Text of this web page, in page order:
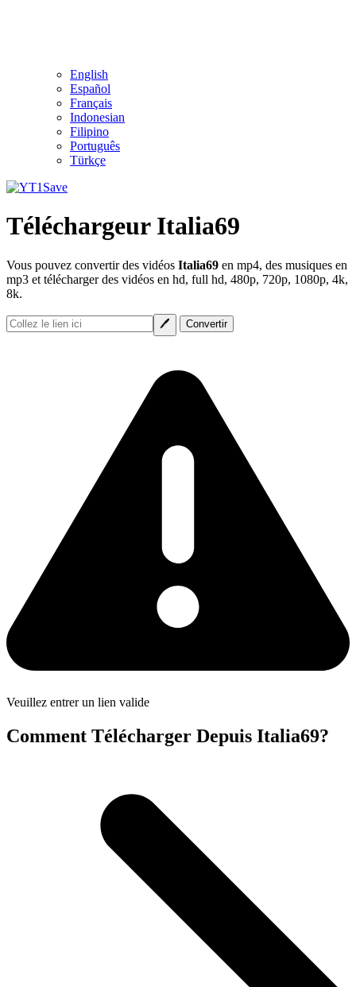
English
Español
Français
Indonesian
Filipino
Português
Türkçe
Téléchargeur Italia69
Vous pouvez convertir des vidéos Italia69 en mp4, des musiques en
mp3 et télécharger des vidéos en hd, full hd, 480p, 720p, 1080p, 4k,
8k.
Veuillez entrer un lien valide
Comment Télécharger Depuis Italia69?